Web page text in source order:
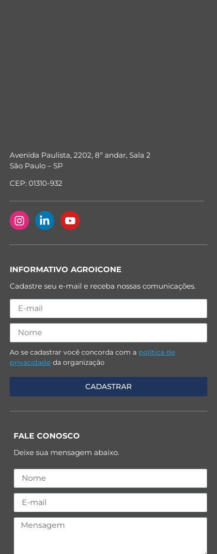
Avenida Paulista, 2202, 8º andar, Sala 2
São Paulo – SP
CEP: 01310-932
INFORMATIVO AGROICONE
Cadastre seu e-mail e receba nossas comunicações.
Ao se cadastrar você concorda com a política de
privacidade da organização
FALE CONOSCO
Deixe sua mensagem abaixo.